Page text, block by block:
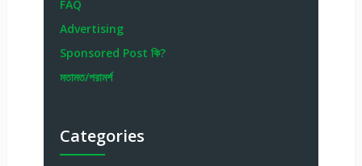
FAQ
Advertising
Sponsored Post কি?
মতামত/পরামর্শ
Categories